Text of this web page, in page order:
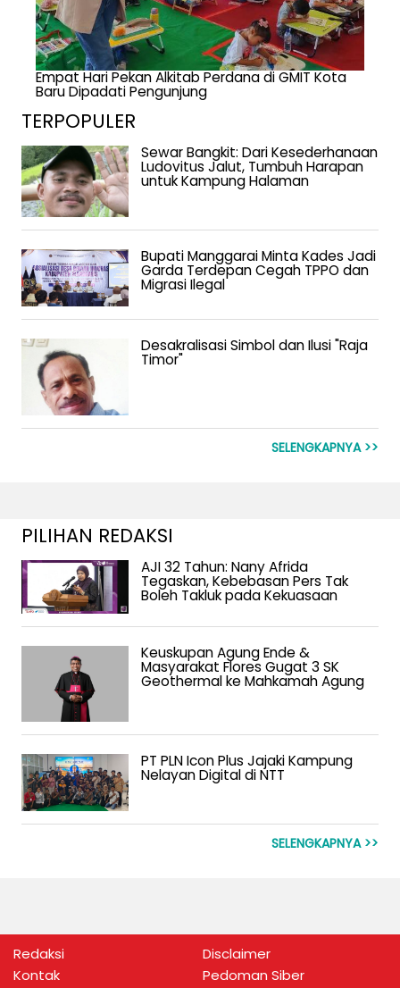
Empat Hari Pekan Alkitab Perdana di GMIT Kota
Baru Dipadati Pengunjung
TERPOPULER
Sewar Bangkit: Dari Kesederhanaan
Ludovitus Jalut, Tumbuh Harapan
untuk Kampung Halaman
Bupati Manggarai Minta Kades Jadi
Garda Terdepan Cegah TPPO dan
Migrasi Ilegal
Desakralisasi Simbol dan Ilusi "Raja
Timor"
SELENGKAPNYA >>
PILIHAN REDAKSI
AJI 32 Tahun: Nany Afrida
Tegaskan, Kebebasan Pers Tak
Boleh Takluk pada Kekuasaan
Keuskupan Agung Ende &
Masyarakat Flores Gugat 3 SK
Geothermal ke Mahkamah Agung
PT PLN Icon Plus Jajaki Kampung
Nelayan Digital di NTT
SELENGKAPNYA >>
Redaksi
Kontak
Disclaimer
Pedoman Siber